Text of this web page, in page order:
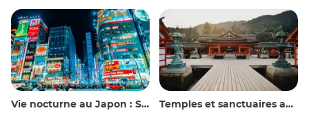
Vie nocturne au Japon : Sortir, voir et boire Temples et sanctuaires au Japon